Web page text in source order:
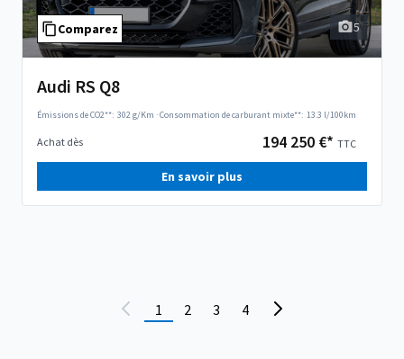
Comparez 5
Audi RS Q8
Émissions de CO2**: 302 g/Km ·Consommation de carburant mixte**: 13.3 l/100km
Achat dès 194 250 €* TTC
En savoir plus
1 2 3 4